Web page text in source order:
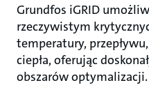
Grundfos iGRID
rzeczywistym
temperatury,
ciepła, oferując
obszarów optymalizacji.